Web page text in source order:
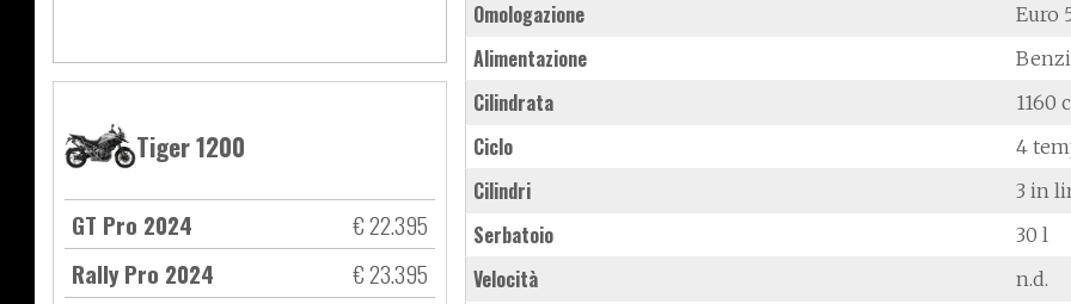
Tiger 1200
GT Pro 2024
€ 22.395
Rally Pro 2024
€ 23.395
Omologazione Euro
Alimentazione
Cilindrata 1160
Ciclo 4
Cilindri 3 in
Serbatoio 30 l
Velocità n.d.